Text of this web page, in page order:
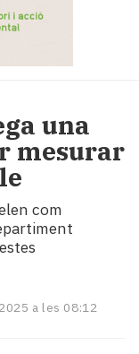
una
mesurar
com
a les 08:12